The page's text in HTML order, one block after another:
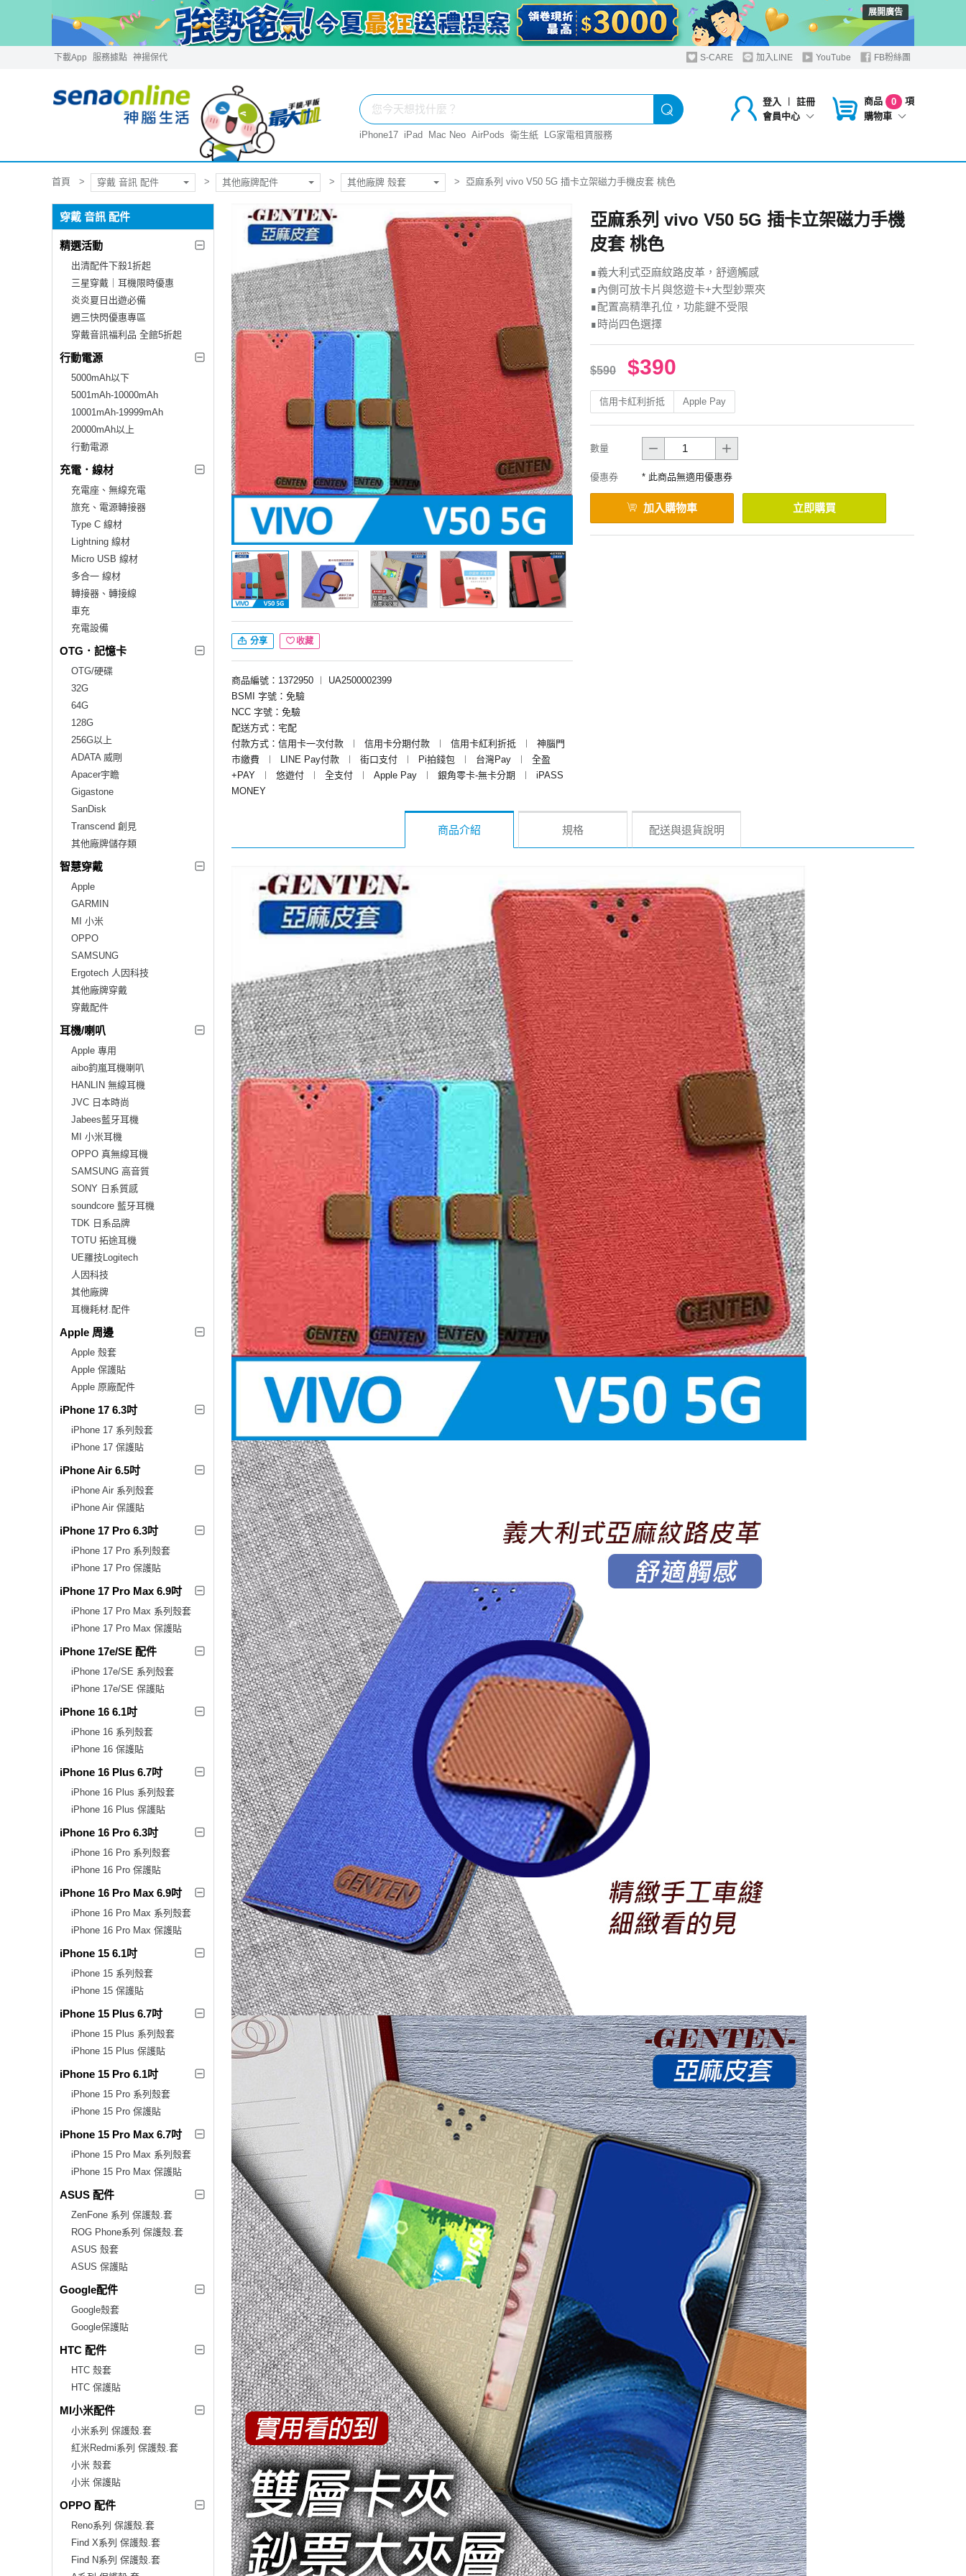
展開廣告
下載App 服務據點 神揚保代 S-CARE 加入LINE YouTube FB粉絲團
登入 ︱
註冊
會員中心
商品 0
項
購物車
iPhone17 iPad Mac Neo AirPods 衛生紙 LG家電租賃服務
首頁 穿戴 音訊 配件 其他廠牌配件 其他廠牌 殼套 亞麻系列 vivo V50 5G 插卡立架磁力手機皮套 桃色
穿戴 音訊 配件
精選活動
出清配件下殺1折起
三星穿戴｜耳機限時優惠
炎炎夏日出遊必備
週三快閃優惠專區
穿戴音訊福利品 全館5折起
行動電源
5000mAh以下
5001mAh-10000mAh
10001mAh-19999mAh
20000mAh以上
行動電源
充電．線材
充電座、無線充電
旅充、電源轉接器
Type C 線材
Lightning 線材
Micro USB 線材
多合一 線材
轉接器、轉接線
車充
充電設備
OTG．記憶卡
OTG/硬碟
32G
64G
128G
256G以上
ADATA 威剛
Apacer宇瞻
Gigastone
SanDisk
Transcend 創見
其他廠牌儲存類
智慧穿戴
Apple
GARMIN
MI 小米
OPPO
SAMSUNG
Ergotech 人因科技
其他廠牌穿戴
穿戴配件
耳機/喇叭
Apple 專用
aibo鈞嵐耳機喇叭
HANLIN 無線耳機
JVC 日本時尚
Jabees藍牙耳機
MI 小米耳機
OPPO 真無線耳機
SAMSUNG 高音質
SONY 日系質感
soundcore 藍牙耳機
TDK 日系品牌
TOTU 拓途耳機
UE羅技Logitech
人因科技
其他廠牌
耳機耗材.配件
Apple 周邊
Apple 殼套
Apple 保護貼
Apple 原廠配件
iPhone 17 6.3吋
iPhone 17 系列殼套
iPhone 17 保護貼
iPhone Air 6.5吋
iPhone Air 系列殼套
iPhone Air 保護貼
iPhone 17 Pro 6.3吋
iPhone 17 Pro 系列殼套
iPhone 17 Pro 保護貼
iPhone 17 Pro Max 6.9吋
iPhone 17 Pro Max 系列殼套
iPhone 17 Pro Max 保護貼
iPhone 17e/SE 配件
iPhone 17e/SE 系列殼套
iPhone 17e/SE 保護貼
iPhone 16 6.1吋
iPhone 16 系列殼套
iPhone 16 保護貼
iPhone 16 Plus 6.7吋
iPhone 16 Plus 系列殼套
iPhone 16 Plus 保護貼
iPhone 16 Pro 6.3吋
iPhone 16 Pro 系列殼套
iPhone 16 Pro 保護貼
iPhone 16 Pro Max 6.9吋
iPhone 16 Pro Max 系列殼套
iPhone 16 Pro Max 保護貼
iPhone 15 6.1吋
iPhone 15 系列殼套
iPhone 15 保護貼
iPhone 15 Plus 6.7吋
iPhone 15 Plus 系列殼套
iPhone 15 Plus 保護貼
iPhone 15 Pro 6.1吋
iPhone 15 Pro 系列殼套
iPhone 15 Pro 保護貼
iPhone 15 Pro Max 6.7吋
iPhone 15 Pro Max 系列殼套
iPhone 15 Pro Max 保護貼
ASUS 配件
ZenFone 系列 保護殼.套
ROG Phone系列 保護殼.套
ASUS 殼套
ASUS 保護貼
Google配件
Google殼套
Google保護貼
HTC 配件
HTC 殼套
HTC 保護貼
MI小米配件
小米系列 保護殼.套
紅米Redmi系列 保護殼.套
小米 殼套
小米 保護貼
OPPO 配件
Reno系列 保護殼.套
Find X系列 保護殼.套
Find N系列 保護殼.套
分享 收藏
商品編號：1372950 ︱
UA2500002399
BSMI 字號：免驗
NCC 字號：免驗
配送方式：宅配
付款方式：信用卡一次付款
︱ 信用卡分期付款 ︱ 信用卡紅利折抵 ︱
神腦門
市繳費
︱ LINE Pay付款 ︱ 街口支付 ︱ Pi拍錢包 ︱ 台灣Pay ︱
全盈
+PAY
︱ 悠遊付 ︱ 全支付 ︱ Apple Pay ︱ 銀角零卡-無卡分期 ︱
iPASS
MONEY
亞麻系列 vivo V50 5G 插卡立架磁力手機
皮套 桃色
∎義大利式亞麻紋路皮革，舒適觸感
∎內側可放卡片與悠遊卡+大型鈔票夾
∎配置高精準孔位，功能鍵不受限
∎時尚四色選擇
$590 $390
信用卡紅利折抵 Apple Pay
數量
優惠券 * 此商品無適用優惠券
加入購物車 立即購買
商品介紹 規格 配送與退貨說明